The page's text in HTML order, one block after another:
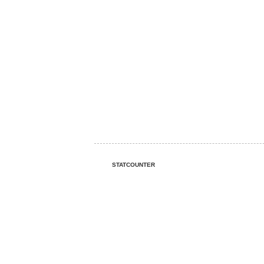
STATCOUNTER